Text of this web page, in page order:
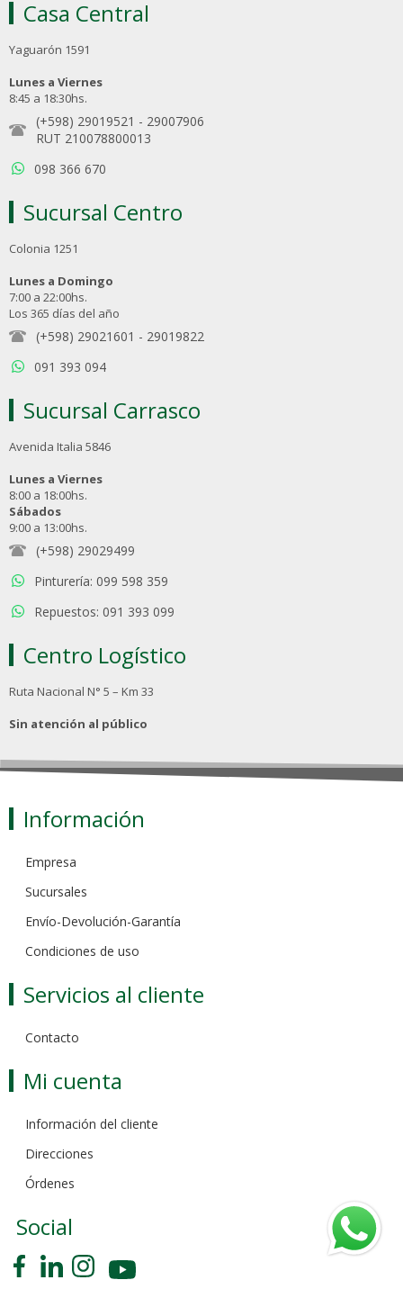
Casa Central
Yaguarón 1591
Lunes a Viernes
8:45 a 18:30hs.
(+598) 29019521 - 29007906
RUT 210078800013
098 366 670
Sucursal Centro
Colonia 1251
Lunes a Domingo
7:00 a 22:00hs.
Los 365 días del año
(+598) 29021601 - 29019822
091 393 094
Sucursal Carrasco
Avenida Italia 5846
Lunes a Viernes
8:00 a 18:00hs.
Sábados
9:00 a 13:00hs.
(+598) 29029499
Pinturería: 099 598 359
Repuestos: 091 393 099
Centro Logístico
Ruta Nacional N° 5 – Km 33
Sin atención al público
Información
Empresa
Sucursales
Envío-Devolución-Garantía
Condiciones de uso
Servicios al cliente
Contacto
Mi cuenta
Información del cliente
Direcciones
Órdenes
Social